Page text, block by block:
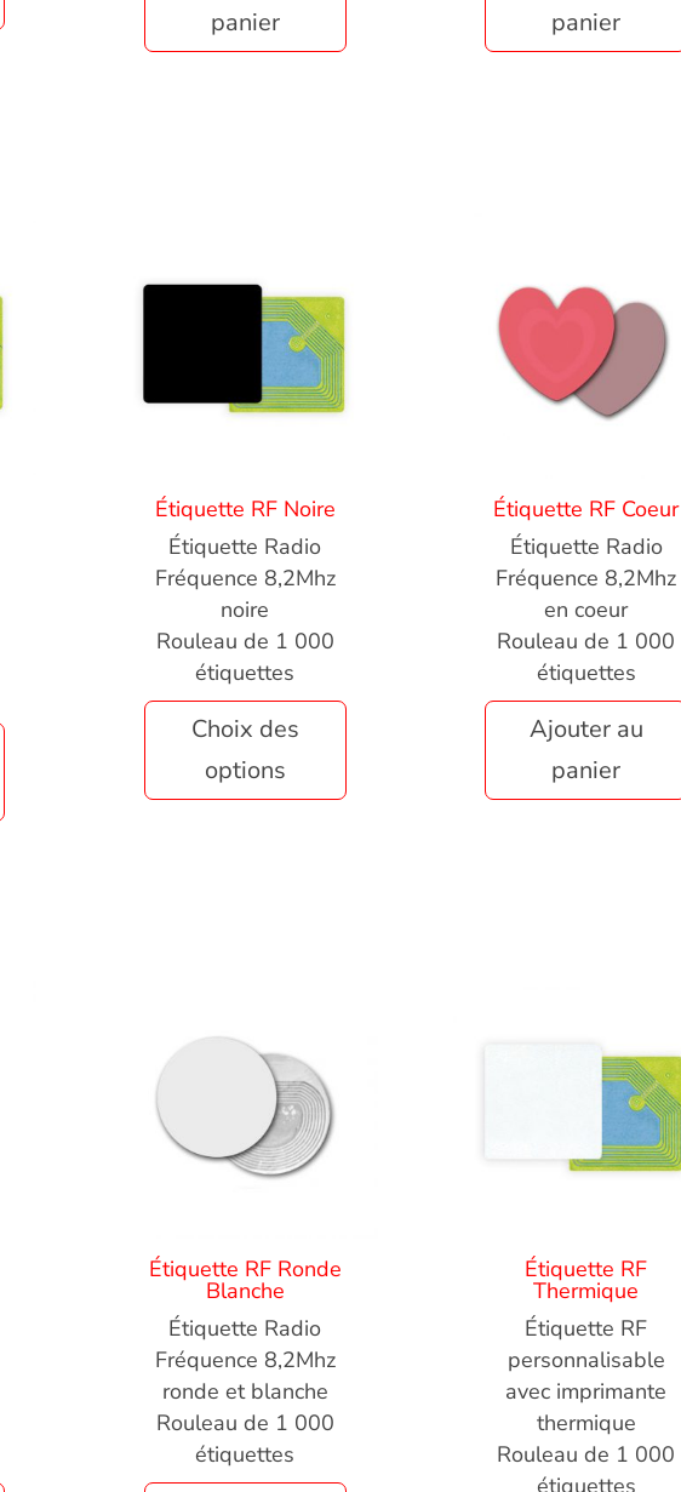
panier
panier
Étiquette RF Noire
Étiquette Radio
Fréquence 8,2Mhz
noire
Rouleau de 1 000
étiquettes
Choix des
options
Étiquette RF Coeur
Étiquette Radio
Fréquence 8,2Mhz
en coeur
Rouleau de 1 000
étiquettes
Ajouter au
panier
Étiquette RF Ronde
Blanche
Étiquette Radio
Fréquence 8,2Mhz
ronde et blanche
Rouleau de 1 000
étiquettes
Étiquette RF
Thermique
Étiquette RF
personnalisable
avec imprimante
thermique
Rouleau de 1 000